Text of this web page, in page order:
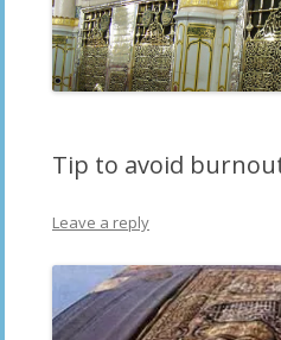
Tip to avoid
Leave a reply